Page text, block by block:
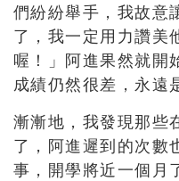
們紛紛舉手，我故意
了，我一定用力讚美
喔！」阿進果然就開
成績仍然很差，永遠
漸漸地，我發現那些
了，阿進遲到的次數
事，開學將近一個月